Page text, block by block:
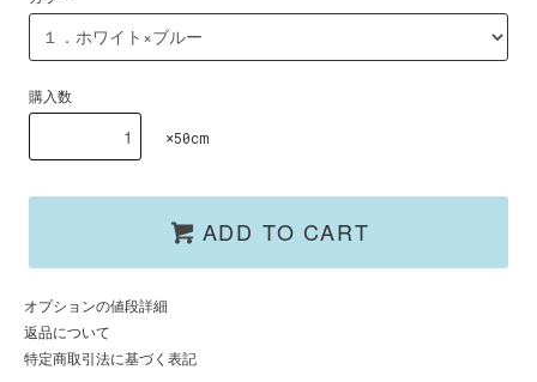
購入数
×50cm
ADD TO CART
オプションの値段詳細
返品について
特定商取引法に基づく表記